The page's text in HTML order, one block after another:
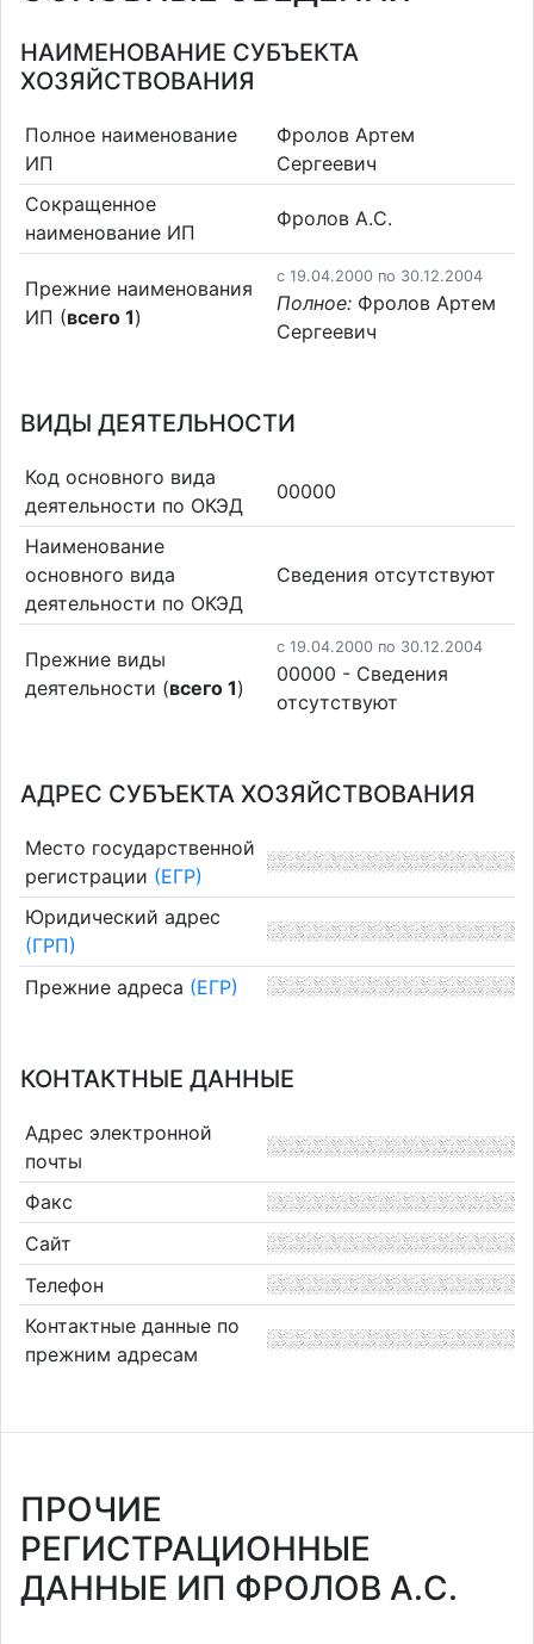
НАИМЕНОВАНИЕ СУБЪЕКТА
ХОЗЯЙСТВОВАНИЯ
Полное наименование
ИП
Фролов Артем
Сергеевич
Сокращенное
наименование ИП
Фролов А.С.
Прежние наименования
ИП (всего 1)
c 19.04.2000 по 30.12.2004
Полное: Фролов Артем
Сергеевич
ВИДЫ ДЕЯТЕЛЬНОСТИ
Код основного вида
деятельности по ОКЭД
00000
Наименование
основного вида
деятельности по ОКЭД
Cведения отсутствуют
Прежние виды
деятельности (всего 1)
c 19.04.2000 по 30.12.2004
00000 - Cведения
отсутствуют
АДРЕС СУБЪЕКТА ХОЗЯЙСТВОВАНИЯ
Место государственной
регистрации (ЕГР)
Юридический адрес
(ГРП)
Прежние адреса (ЕГР)
КОНТАКТНЫЕ ДАННЫЕ
Адрес электронной
почты
Факс
Сайт
Телефон
Контактные данные по
прежним адресам
ПРОЧИЕ
РЕГИСТРАЦИОННЫЕ
ДАННЫЕ ИП ФРОЛОВ А.С.